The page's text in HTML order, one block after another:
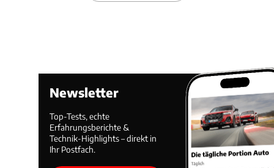
Newsletter
Top-Tests, echte
Erfahrungsberichte &
Technik-Highlights – direkt in
Ihr Postfach.